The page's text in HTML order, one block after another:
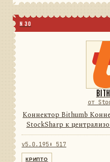
N 30
от
Коннектор Bithumb
StockSharp к
активов. Он
провайдера в
StockSharp,
v5.0.195 ⬇ 517
КРИПТО